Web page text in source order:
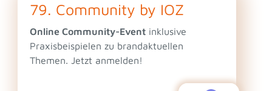
79. Community by IOZ
Online Community-Event inklusive
Praxisbeispielen zu brandaktuellen
Themen. Jetzt anmelden!